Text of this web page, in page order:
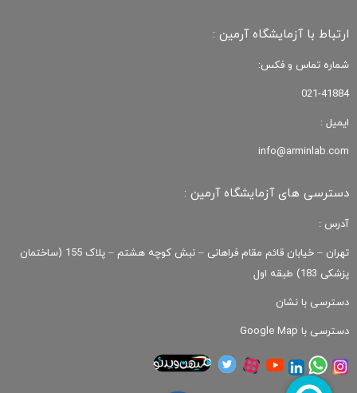
ارتباط با آزمایشگاه آرمین :
شماره تماس و فکس:
021-41884
ایمیل :
info@arminlab.com
دسترسی های آزمایشگاه آرمین :
آدرس :
تهران – خیابان قائم مقام فراهانی – نبش کوچه هشتم – پلاک 155 (ساختمان
پزشکی 183) طبقه اول
دسترسی با نشان
دسترسی با Google Map